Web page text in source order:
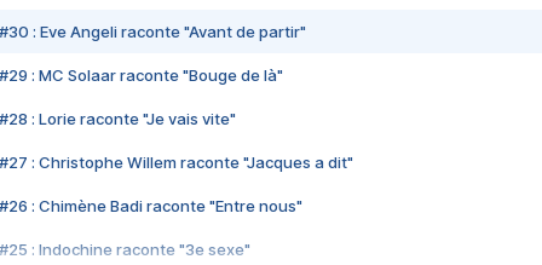
#30 : Eve Angeli raconte "Avant de partir"
#29 : MC Solaar raconte "Bouge de là"
#28 : Lorie raconte "Je vais vite"
#27 : Christophe Willem raconte "Jacques a dit"
#26 : Chimène Badi raconte "Entre nous"
#25 : Indochine raconte "3e sexe"